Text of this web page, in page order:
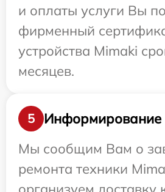
и оплаты услуги Вы
фирменный
устройства Mimaki
месяцев.
5
Информирование
Мы сообщим Вам о
ремонта техники